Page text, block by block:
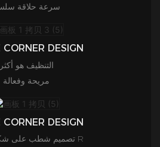
سرعة حلاقة
CORNER DESIGN
التنظيف هو أكثر
مريحة وفعالة
CORNER DESIGN
تصميم شطب على شكل حرف R